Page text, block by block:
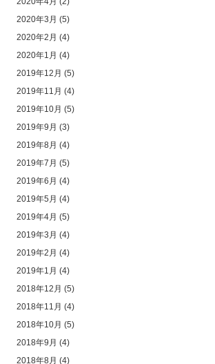
2020年3月 (5)
2020年2月 (4)
2020年1月 (4)
2019年12月 (5)
2019年11月 (4)
2019年10月 (5)
2019年9月 (3)
2019年8月 (4)
2019年7月 (5)
2019年6月 (4)
2019年5月 (4)
2019年4月 (5)
2019年3月 (4)
2019年2月 (4)
2019年1月 (4)
2018年12月 (5)
2018年11月 (4)
2018年10月 (5)
2018年9月 (4)
2018年8月 (4)